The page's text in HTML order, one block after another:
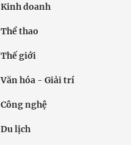
Kinh doanh
Thể thao
Thế giới
Văn hóa - Giải trí
Công nghệ
Du lịch